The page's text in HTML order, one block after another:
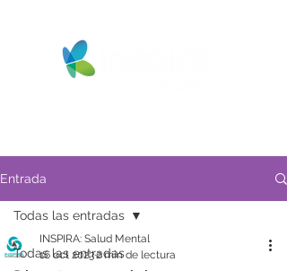
Entrada
Todas las entradas
Todas las entradas
INSPIRA: Salud Mental
16 oct 20232 min de lectura